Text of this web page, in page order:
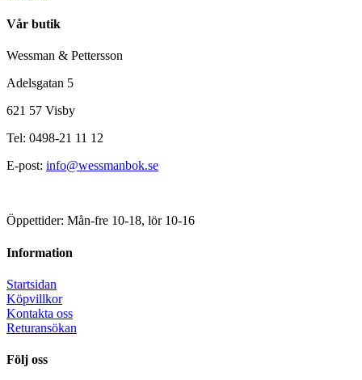
Vår butik
Wessman & Pettersson
Adelsgatan 5
621 57 Visby
Tel: 0498-21 11 12
E-post: info@wessmanbok.se
Öppettider: Mån-fre 10-18, lör 10-16
Information
Startsidan
Köpvillkor
Kontakta oss
Returansökan
Följ oss